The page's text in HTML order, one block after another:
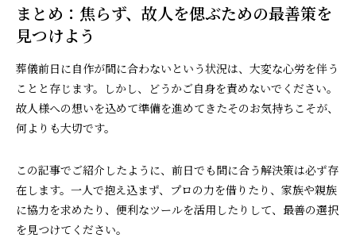
まとめ：焦らず、故人を偲ぶための最善策を
見つけよう
葬儀前日に自作が間に合わないという状況は、大変な心労を伴う
ことと存じます。しかし、どうかご自身を責めないでください。
故人様への想いを込めて準備を進めてきたそのお気持ちこそが、
何よりも大切です。
この記事でご紹介したように、前日でも間に合う解決策は必ず存
在します。一人で抱え込まず、プロの力を借りたり、家族や親族
に協力を求めたり、便利なツールを活用したりして、最善の選択
を見つけてください。